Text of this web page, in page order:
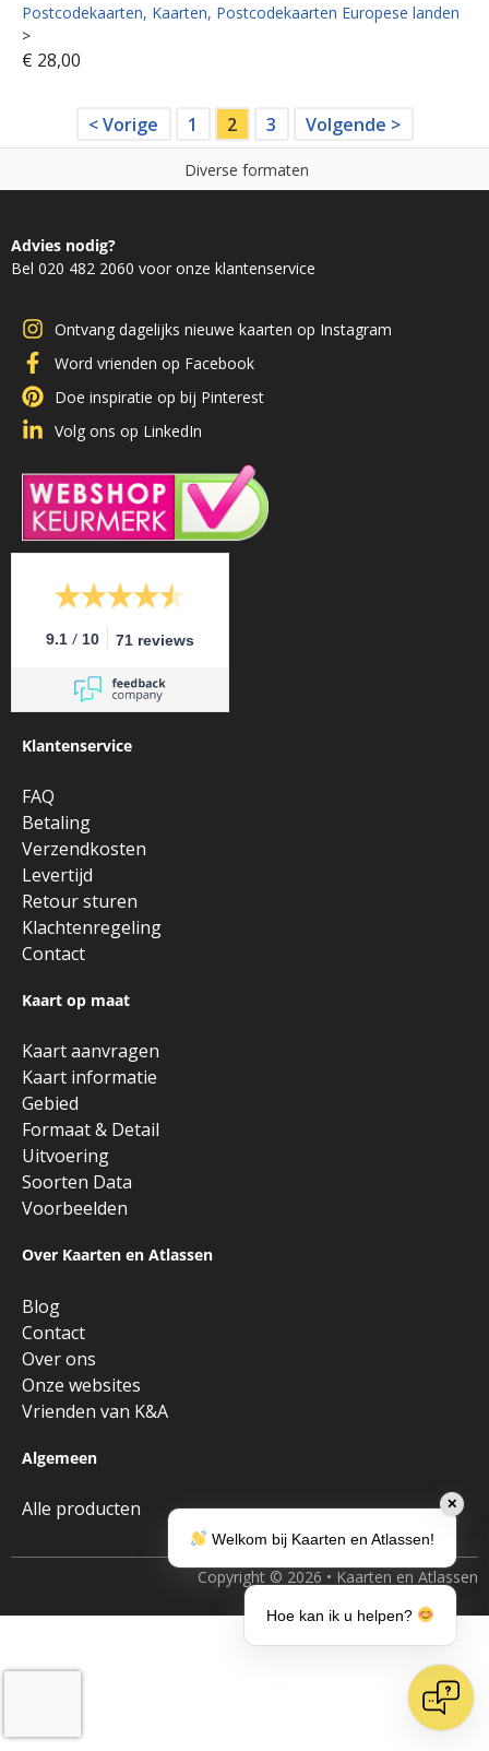
Postcodekaarten Kaarten Postcodekaarten Europese landen
>
€ 28,00
< Vorige 1 2 3 Volgende >
verse formaten N
Advies nodig?
Bel 020 482 2060 voor onze klantenservice
Ontvang dagelijks nieuwe kaarten op Instagram
Word vrienden op Facebook
Doe inspiratie op bij Pinterest
Volg ons op LinkedIn
9.1 / 10 71 reviews
Klantenservice
FAQ
Betaling
Verzendkosten
Levertijd
Retour sturen
Klachtenregeling
Contact
Kaart op maat
Kaart aanvragen
Kaart informatie
Gebied
Formaat & Detail
Uitvoering
Soorten Data
Voorbeelden
Over Kaarten en Atlassen
Blog
Contact
Over ons
Onze websites
Vrienden van K&A
Algemeen
Alle producten
Copyright © 2026 • Kaarten en Atlassen
✕
Welkom bij Kaarten en Atlassen!
Hoe kan ik u helpen?